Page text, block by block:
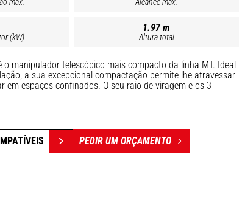
(kW)
1.97 m
Altura total
o manipulador telescópico mais compacto da linha MT. Ideal
a sua excepcional compactação permite-lhe atravessar
em espaços confinados. O seu raio de viragem e os 3
o que lhe confere um gráfico de carga muito eficiente. O
telescópico para aumentar a produtividade!
PEDIR UM ORÇAMENTO